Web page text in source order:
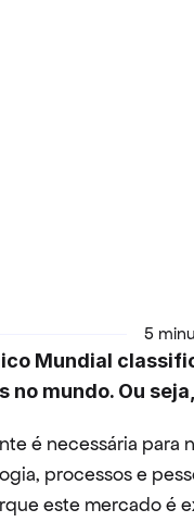
5
Mundial
no mundo. Ou
é necessária para
processos e
este mercado é